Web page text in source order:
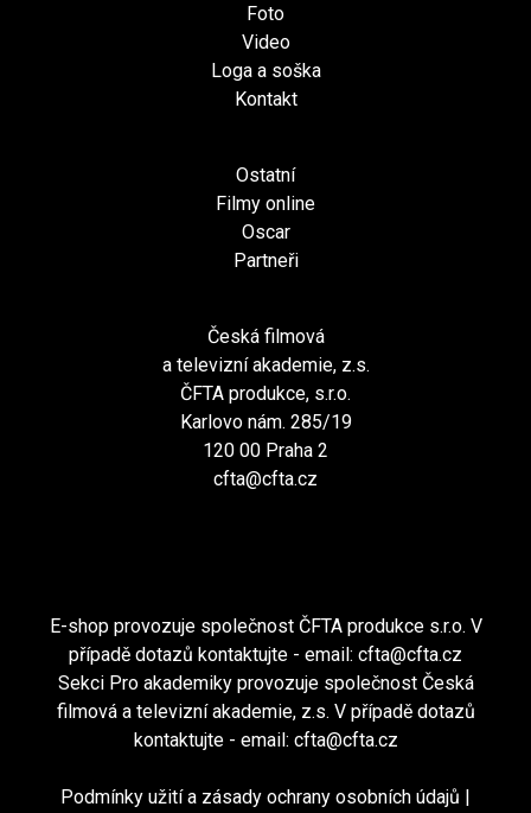
Foto
Video
Loga a soška
Kontakt
Ostatní
Filmy online
Oscar
Partneři
Česká filmová
a televizní akademie, z.s.
ČFTA produkce, s.r.o.
Karlovo nám. 285/19
120 00 Praha 2
cfta@cfta.cz
E-shop provozuje společnost ČFTA produkce s.r.o. V
případě dotazů kontaktujte - email: cfta@cfta.cz
Sekci Pro akademiky provozuje společnost Česká
filmová a televizní akademie, z.s. V případě dotazů
kontaktujte - email: cfta@cfta.cz
Podmínky užití a zásady ochrany osobních údajů